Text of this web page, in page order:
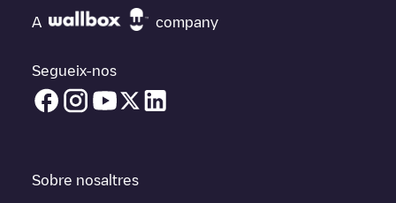
A company
Segueix-nos
Sobre nosaltres